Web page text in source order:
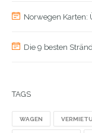
Norwegen Karten:
Die 9 besten
TAGS
WAGEN